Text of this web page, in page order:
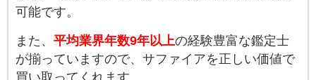
可能です。
また、 平均業界年数9年以上の経験豊富な鑑定士
が揃っていますので、サファイアを正しい価値で
買い取ってくれます。